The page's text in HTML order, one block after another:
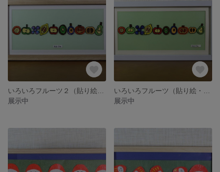
展示中
展示中